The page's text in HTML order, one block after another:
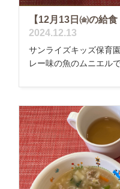
【12月13日㈮の給食
2024.12.13
サンライズキッズ保育
レー味の魚のムニエル